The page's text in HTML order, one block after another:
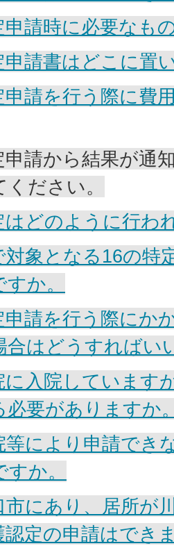
申請時に必要なも
申請書はどこに置
申請を行う際に費
申請から結果が通
ださい。
はどのように行わ
対象となる16の特
か。
申請を行う際にか
合はどうすればい
に入院しています
必要がありますか
等により申請でき
か。
市にあり、居所が
認定の申請はでき